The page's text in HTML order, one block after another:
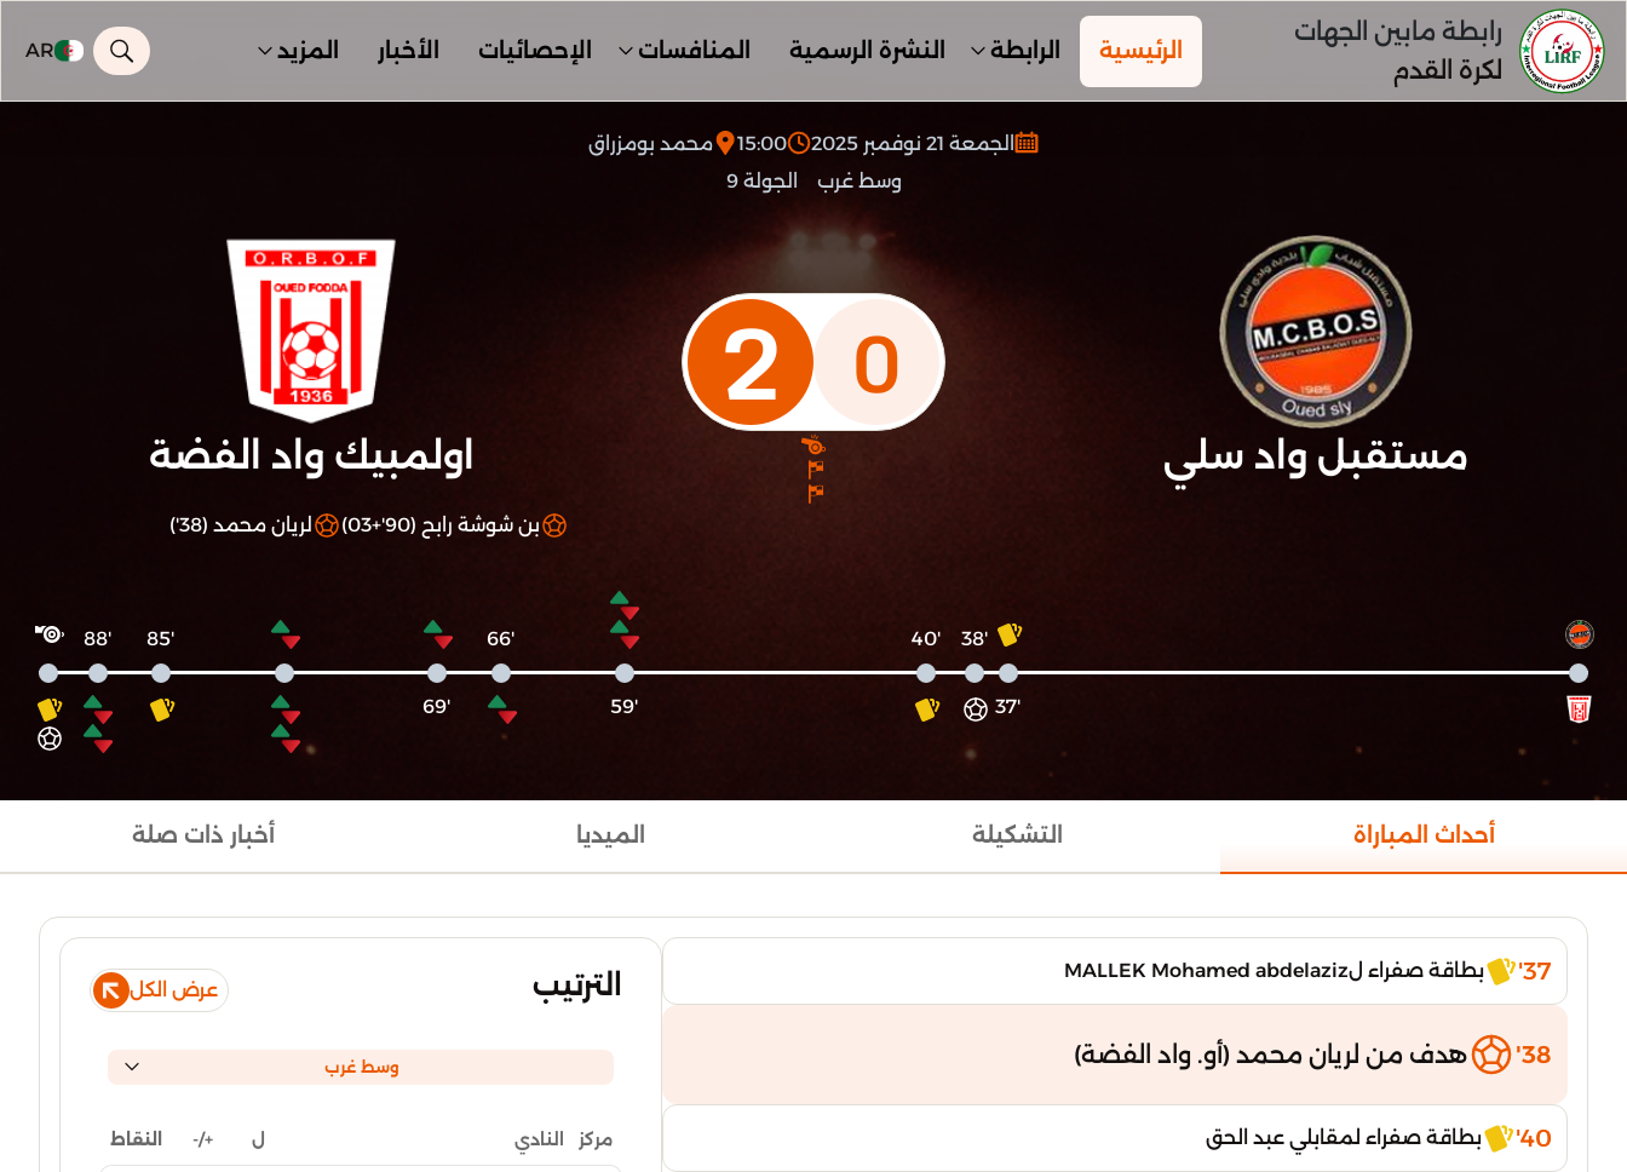
رابطة مابين الجهات
لكرة القدم
الرئيسية الرابطة النشرة الرسمية المنافسات الإحصائيات الأخبار المزيد AR
الجمعة 21 نوفمبر 2025 15:00
محمد بومزراق
وسط غرب
الجولة 9
مستقبل واد سلي
0
2
اولمبيك واد الفضة
بن شوشة رابح (90'+03) لريان محمد (38')
'37
'38
'40
'59
'66
'69
'85
'88
أحداث المباراة التشكيلة الميديا أخبار ذات صلة
37' بطاقة صفراء لMALLEK Mohamed abdelaziz
38' هدف من لريان محمد (أو. واد الفضة)
40' بطاقة صفراء لمقابلي عبد الحق
الترتيب عرض الكل
وسط غرب
مركز النادي ل +/- النقاط